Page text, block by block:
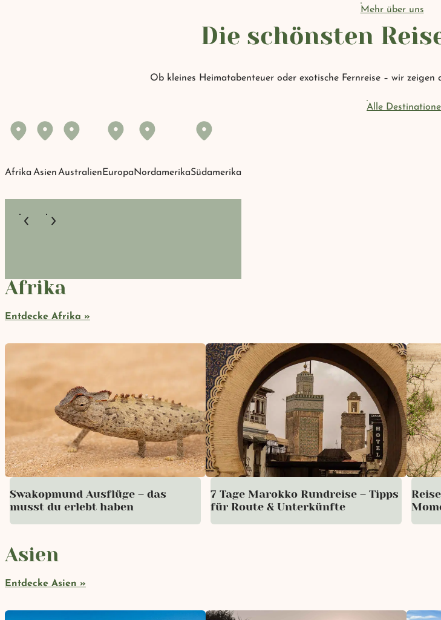
Mehr über uns
Die schönsten
Ob kleines Heimatabenteuer oder exotische Fernreise – wir
Alle
Afrika AsienAustralien Europa NordamerikaSüdamerika
Afrika
Entdecke Afrika »
Swakopmund Ausflüge – das
musst du erlebt haben
7 Tage Marokko Rundreise – Tipps
für Route & Unterkünfte
Asien
Entdecke Asien »